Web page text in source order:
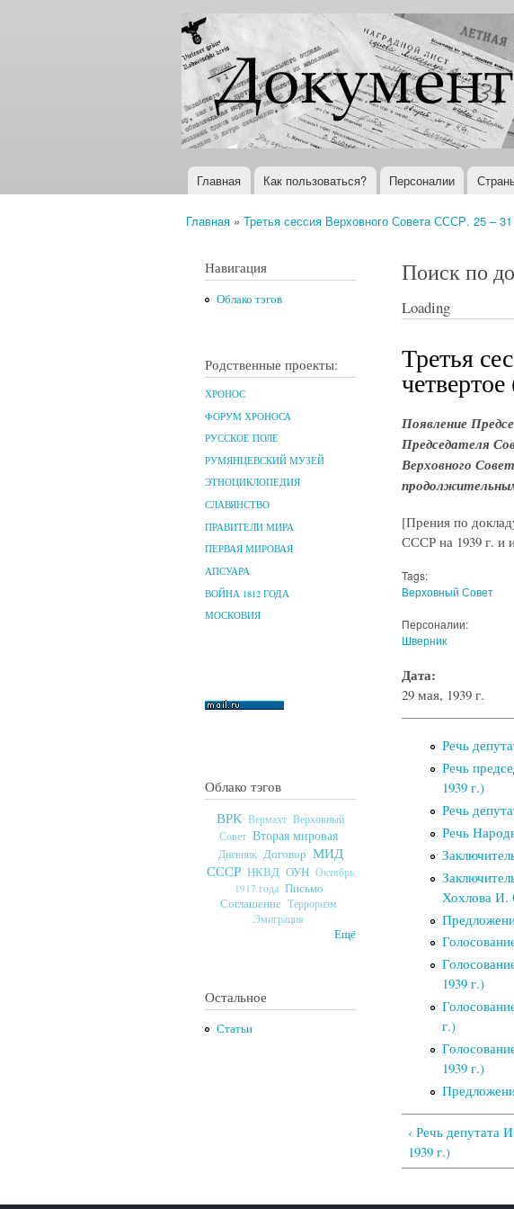
Документы
XX века
Всемирная
история в
Интернете
Главное меню
Главная Как пользоваться? Персоналии
Главная » Третья сессия Верховного Совета СССР. 25 –
Навигация
Облако тэгов
Родственные проекты:
ХРОНОС
ФОРУМ ХРОНОСА
РУССКОЕ ПОЛЕ
РУМЯНЦЕВСКИЙ МУЗЕЙ
ЭТНОЦИКЛОПЕДИЯ
СЛАВЯНСТВО
ПРАВИТЕЛИ МИРА
ПЕРВАЯ МИРОВАЯ
АПСУАРА
ВОЙНА 1812 ГОДА
МОСКОВИЯ
Облако тэгов
ВРК Вермахт Верховный
Совет Вторая мировая
Дневник Договор МИД
СССР НКВД ОУН Октябрь
1917 года Письмо
Соглашение Терроризм
Эмиграция
Ещё
Остальное
Статьи
Поиск по
Loading
Третья
Появление
Председателя
Верховного
[Прения по
СССР на 1939 г. и
Tags:
Верховный Совет
Персоналии:
Шверник
Дата:
29 мая, 1939 г.
Речь
Речь
1939 г.)
Речь
Речь
Хохлова И.
1939 г.)
г.)
1939 г.)
‹ Речь депутата
1939 г.)